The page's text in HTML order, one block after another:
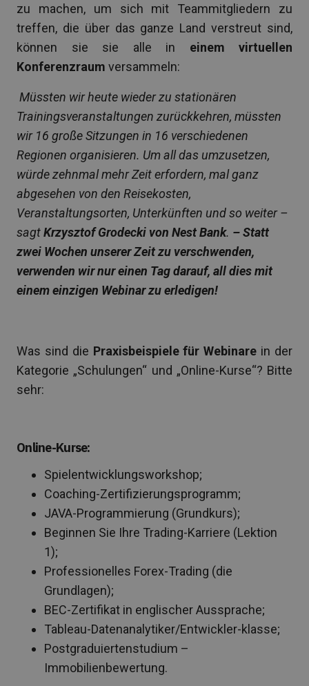
zu machen, um sich mit Teammitgliedern zu
treffen, die über das ganze Land verstreut sind,
können sie sie alle in einem virtuellen
Konferenzraum versammeln:
Müssten wir heute wieder zu stationären
Trainingsveranstaltungen zurückkehren, müssten
wir 16 große Sitzungen in 16 verschiedenen
Regionen organisieren. Um all das umzusetzen,
würde zehnmal mehr Zeit erfordern, mal ganz
abgesehen von den Reisekosten,
Veranstaltungsorten, Unterkünften und so weiter –
sagtKrzysztof Grodecki von Nest Bank. –Statt
zwei Wochen unserer Zeit zu verschwenden,
verwenden wir nur einen Tag darauf, all dies mit
einem einzigen Webinar zu erledigen!
Was sind die Praxisbeispiele für Webinare in der
Kategorie „Schulungen“ und „Online-Kurse“? Bitte
sehr:
Online-Kurse:
Spielentwicklungsworkshop;
Coaching-Zertifizierungsprogramm;
JAVA-Programmierung (Grundkurs);
Beginnen Sie Ihre Trading-Karriere (Lektion
1);
Professionelles Forex-Trading (die
Grundlagen);
BEC-Zertifikat in englischer Aussprache;
Tableau-Datenanalytiker/Entwickler-klasse;
Postgraduiertenstudium –
Immobilienbewertung.